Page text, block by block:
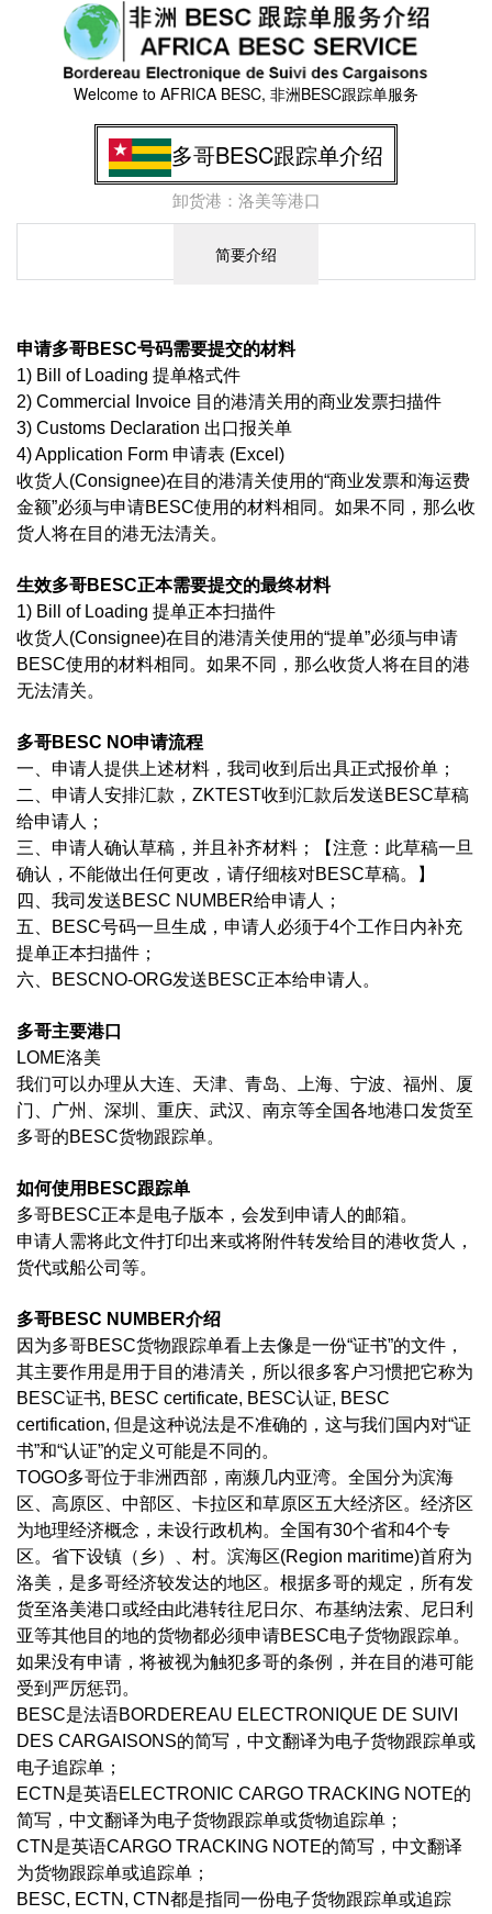
Welcome to AFRICA BESC, 非洲BESC跟踪单服务
多哥BESC跟踪单介绍
卸货港：洛美等港口
简要介绍
申请多哥BESC号码需要提交的材料
1) Bill of Loading 提单格式件
2) Commercial Invoice 目的港清关用的商业发票扫描件
3) Customs Declaration 出口报关单
4) Application Form 申请表 (Excel)
收货人(Consignee)在目的港清关使用的“商业发票和海运费
金额”必须与申请BESC使用的材料相同。如果不同，那么收
货人将在目的港无法清关。
生效多哥BESC正本需要提交的最终材料
1) Bill of Loading 提单正本扫描件
收货人(Consignee)在目的港清关使用的“提单”必须与申请
BESC使用的材料相同。如果不同，那么收货人将在目的港
无法清关。
多哥BESC NO申请流程
一、申请人提供上述材料，我司收到后出具正式报价单；
二、申请人安排汇款，ZKTEST收到汇款后发送BESC草稿
给申请人；
三、申请人确认草稿，并且补齐材料；【注意：此草稿一旦
确认，不能做出任何更改，请仔细核对BESC草稿。】
四、我司发送BESC NUMBER给申请人；
五、BESC号码一旦生成，申请人必须于4个工作日内补充
提单正本扫描件；
六、BESCNO-ORG发送BESC正本给申请人。
多哥主要港口
LOME洛美
我们可以办理从大连、天津、青岛、上海、宁波、福州、厦
门、广州、深圳、重庆、武汉、南京等全国各地港口发货至
多哥的BESC货物跟踪单。
如何使用BESC跟踪单
多哥BESC正本是电子版本，会发到申请人的邮箱。
申请人需将此文件打印出来或将附件转发给目的港收货人，
货代或船公司等。
多哥BESC NUMBER介绍
因为多哥BESC货物跟踪单看上去像是一份“证书”的文件，
其主要作用是用于目的港清关，所以很多客户习惯把它称为
BESC证书, BESC certificate, BESC认证, BESC
certification, 但是这种说法是不准确的，这与我们国内对“证
书”和“认证”的定义可能是不同的。
TOGO多哥位于非洲西部，南濒几内亚湾。全国分为滨海
区、高原区、中部区、卡拉区和草原区五大经济区。经济区
为地理经济概念，未设行政机构。全国有30个省和4个专
区。省下设镇（乡）、村。滨海区(Region maritime)首府为
洛美，是多哥经济较发达的地区。根据多哥的规定，所有发
货至洛美港口或经由此港转往尼日尔、布基纳法索、尼日利
亚等其他目的地的货物都必须申请BESC电子货物跟踪单。
如果没有申请，将被视为触犯多哥的条例，并在目的港可能
受到严厉惩罚。
BESC是法语BORDEREAU ELECTRONIQUE DE SUIVI
DES CARGAISONS的简写，中文翻译为电子货物跟踪单或
电子追踪单；
ECTN是英语ELECTRONIC CARGO TRACKING NOTE的
简写，中文翻译为电子货物跟踪单或货物追踪单；
CTN是英语CARGO TRACKING NOTE的简写，中文翻译
为货物跟踪单或追踪单；
BESC, ECTN, CTN都是指同一份电子货物跟踪单或追踪